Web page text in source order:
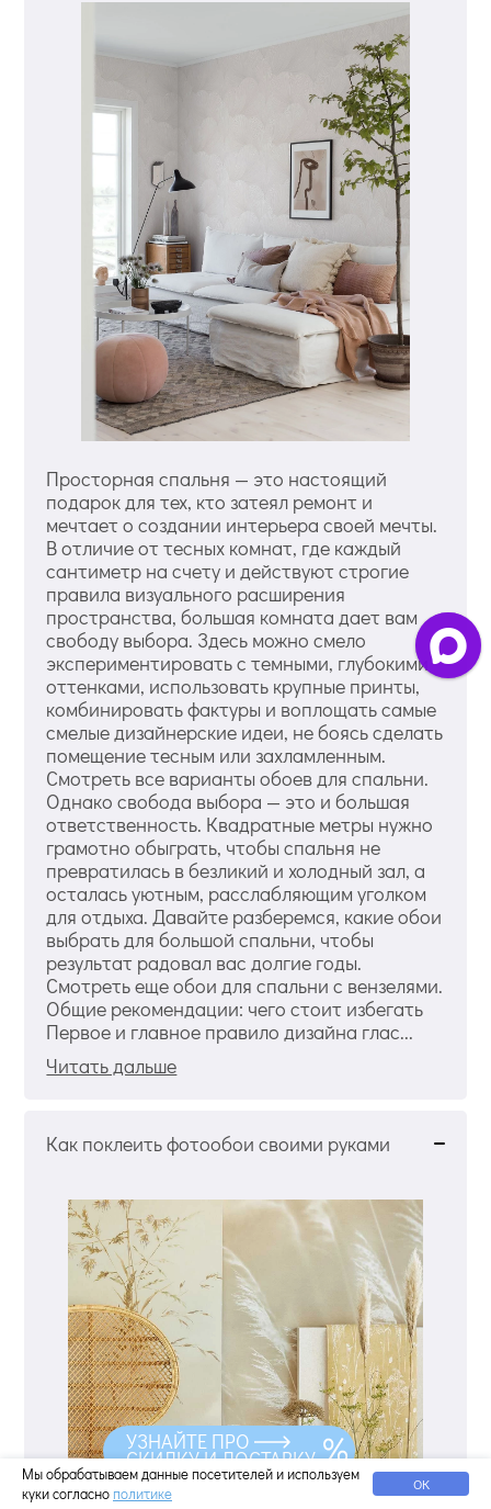
Просторная спальня — это настоящий
подарок для тех, кто затеял ремонт и
мечтает о создании интерьера своей мечты.
В отличие от тесных комнат, где каждый
сантиметр на счету и действуют строгие
правила визуального расширения
пространства, большая комната дает вам
свободу выбора. Здесь можно смело
экспериментировать с темными, глубокими
оттенками, использовать крупные принты,
комбинировать фактуры и воплощать самые
смелые дизайнерские идеи, не боясь сделать
помещение тесным или захламленным.
Смотреть все варианты обоев для спальни.
Однако свобода выбора — это и большая
ответственность. Квадратные метры нужно
грамотно обыграть, чтобы спальня не
превратилась в безликий и холодный зал, а
осталась уютным, расслабляющим уголком
для отдыха. Давайте разберемся, какие обои
выбрать для большой спальни, чтобы
результат радовал вас долгие годы.
Смотреть еще обои для спальни с вензелями.
Общие рекомендации: чего стоит избегать
Первое и главное правило дизайна глас...
Читать дальше
Как поклеить фотообои своими руками
Мы обрабатываем данные посетителей и используем
куки согласно политике ОК
УЗНАЙТЕ ПРО
СКИДКУ И ДОСТАВКУ